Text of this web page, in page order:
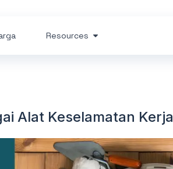
Resources
Alat Keselamatan Kerja